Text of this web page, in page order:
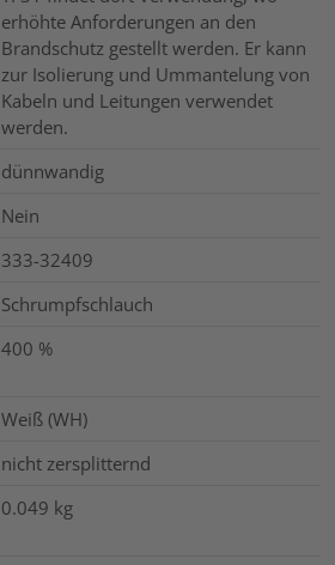
erhöhte Anforderungen an den
Brandschutz gestellt werden. Er kann
zur Isolierung und Ummantelung von
Kabeln und Leitungen verwendet
werden.
dünnwandig
Nein
333-32409
Schrumpfschlauch
400 %
Weiß (WH)
nicht zersplitternd
0.049 kg